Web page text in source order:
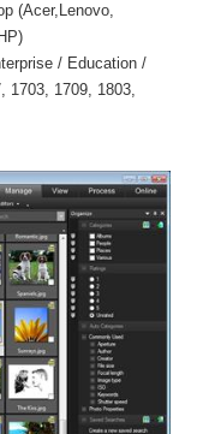
(Acer,Lenovo,
/ Education /
1703, 1709, 1803,